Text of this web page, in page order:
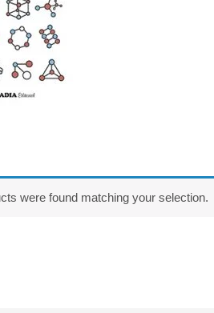
were found matching your selection.